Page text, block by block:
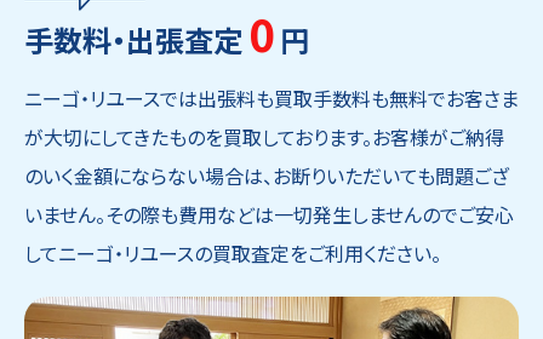
手数料・出張査定 0 円
ニーゴ・リユースでは出張料も買取手数料も無料でお客さま
が大切にしてきたものを買取しております。お客様がご納得
のいく金額にならない場合は、お断りいただいても問題ござ
いません。その際も費用などは一切発生しませんのでご安心
してニーゴ・リユースの買取査定をご利用ください。